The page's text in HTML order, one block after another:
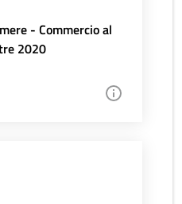
- Commercio al
2020